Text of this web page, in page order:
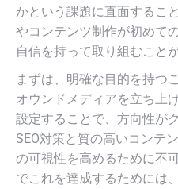
かという課題に直面するこ
やコンテンツ制作が初めて
自信を持って取り組むこと
まずは、明確な目的を持つ
オウンドメディアを立ち上
設定することで、方向性が
SEO対策と質の高いコンテ
の可視性を高めるために不
でこれを達成するためには